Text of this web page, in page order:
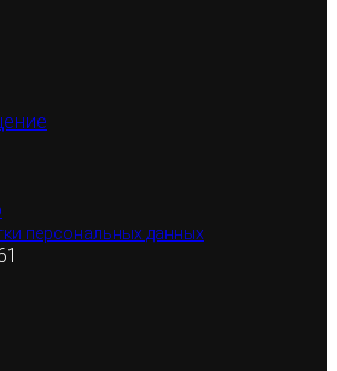
персональных данных